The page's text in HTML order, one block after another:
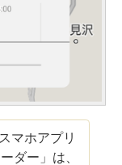
マホアプリ
ダー」は、